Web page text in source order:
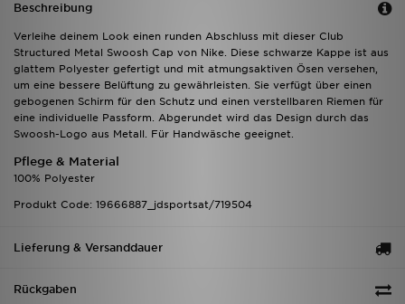
Beschreibung
Verleihe deinem Look einen runden Abschluss mit dieser Club
Structured Metal Swoosh Cap von Nike. Diese schwarze Kappe ist aus
glattem Polyester gefertigt und mit atmungsaktiven Ösen versehen,
um eine bessere Belüftung zu gewährleisten. Sie verfügt über einen
gebogenen Schirm für den Schutz und einen verstellbaren Riemen für
eine individuelle Passform. Abgerundet wird das Design durch das
Swoosh-Logo aus Metall. Für Handwäsche geeignet.
Pflege & Material
100% Polyester
Produkt Code: 19666887_jdsportsat/719504
Lieferung & Versanddauer
Rückgaben